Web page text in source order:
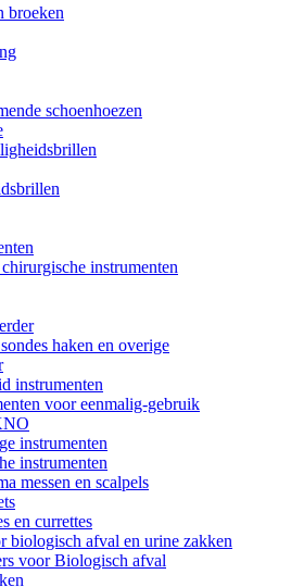
broeken
schoenhoezen
instrumenten
haken en overige
instrumenten
voor eenmalig-gebruik
instrumenten
instrumenten
messen en scalpels
en currettes
biologisch afval en urine zakken
voor Biologisch afval